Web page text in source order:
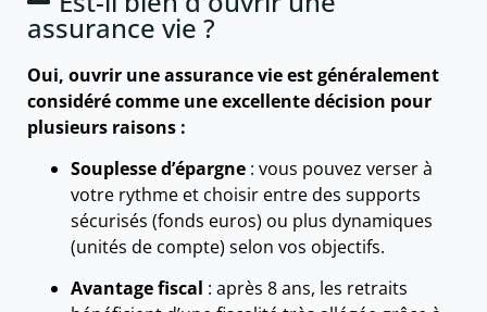
assurance vie ?
Oui, ouvrir une assurance vie est généralement
considéré comme une excellente décision pour
plusieurs raisons :
Souplesse d’épargne : vous pouvez verser à
votre rythme et choisir entre des supports
sécurisés (fonds euros) ou plus dynamiques
(unités de compte) selon vos objectifs.
Avantage fiscal : après 8 ans, les retraits